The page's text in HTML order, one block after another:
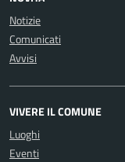
Notizie
Comunicati
Avvisi
VIVERE IL COMUNE
Luoghi
Eventi